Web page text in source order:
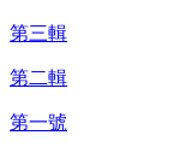
第三輯
第二輯
第一號